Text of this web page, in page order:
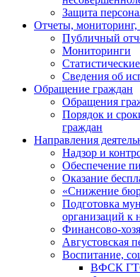
Защита
Отчеты, мониторинг,
Публичный
Мониторинги
Сведения об
Обращение граждан
Обращения
Порядок и
граждан
Направления
Надзор и
Обеспечение
Оказание
«Снижение
Подготовка
организаций к
Финансово-
Августовская
Воспитание,
ВФСК